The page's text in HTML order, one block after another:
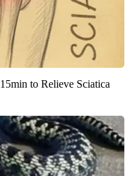
to Relieve Sciatica